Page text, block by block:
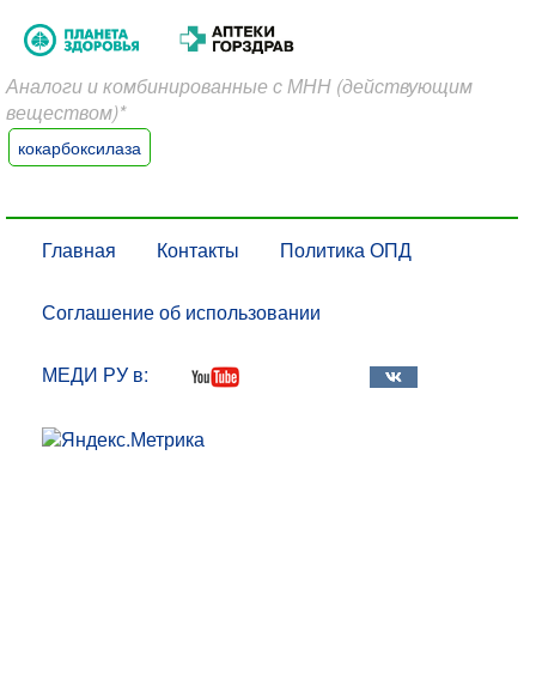
Аналоги и комбинированные с МНН (действующим
веществом)*
кокарбоксилаза
Главная Контакты Политика ОПД
Соглашение об использовании
МЕДИ РУ в: